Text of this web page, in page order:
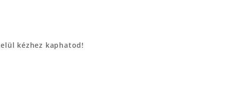
kézhez kaphatod!